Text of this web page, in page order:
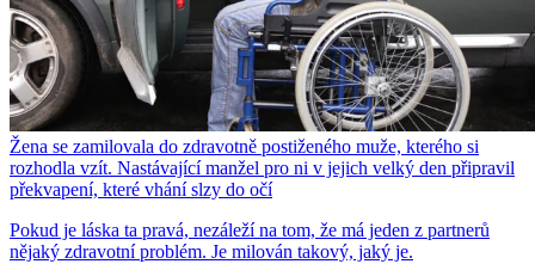
Žena se zamilovala do zdravotně postiženého muže, kterého si
rozhodla vzít. Nastávající manžel pro ni v jejich velký den připravil
překvapení, které vhání slzy do očí
Pokud je láska ta pravá, nezáleží na tom, že má jeden z partnerů
nějaký zdravotní problém. Je milován takový, jaký je.